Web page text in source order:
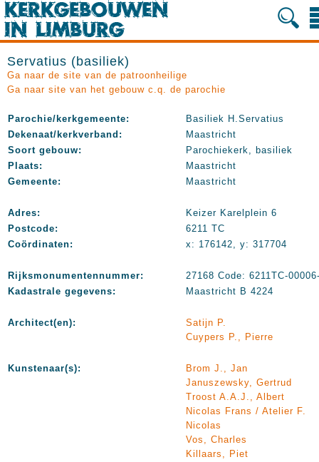
Servatius (basiliek)
Ga naar de site van de patroonheilige
Ga naar site van het gebouw c.q. de parochie
Parochie/kerkgemeente:
Basiliek H.Servatius
Dekenaat/kerkverband:
Maastricht
Soort gebouw:
Parochiekerk, basiliek
Plaats:
Maastricht
Gemeente:
Maastricht
Adres:
Keizer Karelplein 6
Postcode:
6211 TC
Coördinaten:
x: 176142, y: 317704
Rijksmonumentennummer:
27168 Code: 6211TC-
Kadastrale gegevens:
Maastricht B 4224
Architect(en):
Satijn P.
Cuypers P., Pierre
Kunstenaar(s):
Brom J., Jan
Januszewsky, Gertrud
Troost A.A.J., Albert
Nicolas Frans / Atelier F.
Nicolas
Vos, Charles
Killaars, Piet